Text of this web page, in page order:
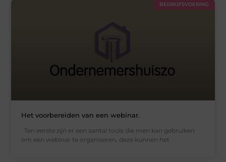
BEDRIJFSVOERING
Het voorbereiden van een webinar.
Ten eerste zijn er een aantal tools die men kan gebruiken
om een webinar te organiseren, deze kunnen het